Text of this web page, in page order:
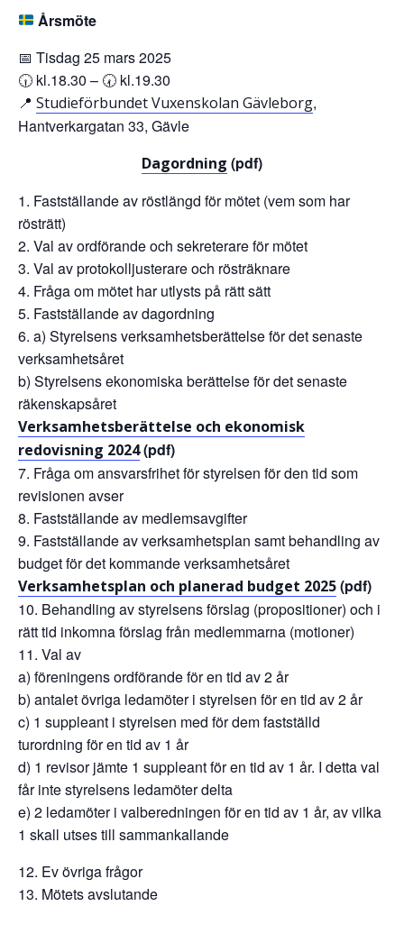
Årsmöte
📅 Tisdag 25 mars 2025
🕡 kl.18.30 – 🕢 kl.19.30
📍 Studieförbundet Vuxenskolan Gävleborg,
Hantverkargatan 33, Gävle
Dagordning (pdf)
Fastställande av röstlängd för mötet (vem som har
rösträtt)
Val av ordförande och sekreterare för mötet
Val av protokolljusterare och rösträknare
Fråga om mötet har utlysts på rätt sätt
Fastställande av dagordning
a) Styrelsens verksamhetsberättelse för det senaste
verksamhetsåret
b) Styrelsens ekonomiska berättelse för det senaste
räkenskapsåret
Verksamhetsberättelse och ekonomisk
redovisning 2024(pdf)
Fråga om ansvarsfrihet för styrelsen för den tid som
revisionen avser
Fastställande av medlemsavgifter
Fastställande av verksamhetsplan samt behandling av
budget för det kommande verksamhetsåret
Verksamhetsplan och planerad budget 2025(pdf)
Behandling av styrelsens förslag (propositioner) och i
rätt tid inkomna förslag från medlemmarna (motioner)
Val av
a) föreningens ordförande för en tid av 2 år
b) antalet övriga ledamöter i styrelsen för en tid av 2 år
c) 1 suppleant i styrelsen med för dem fastställd
turordning för en tid av 1 år
d) 1 revisor jämte 1 suppleant för en tid av 1 år. I detta val
får inte styrelsens ledamöter delta
e) 2 ledamöter i valberedningen för en tid av 1 år, av vilka
1 skall utses till sammankallande
Ev övriga frågor
Mötets avslutande